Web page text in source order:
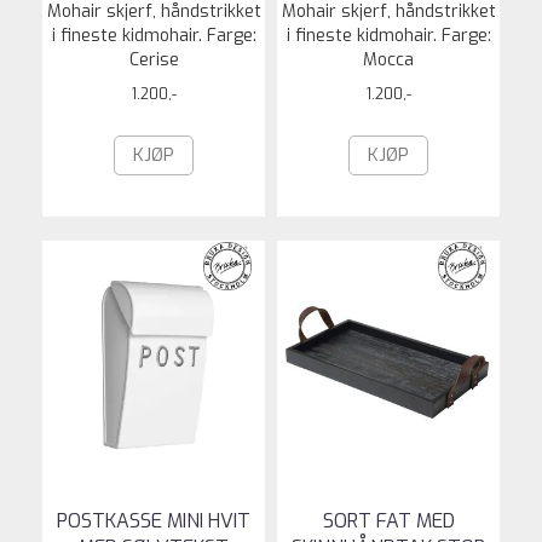
Mohair skjerf, håndstrikket
i fineste kidmohair. Farge:
Cerise
1.200,-
KJØP
Mohair skjerf, håndstrikket
i fineste kidmohair. Farge:
Mocca
1.200,-
KJØP
POSTKASSE MINI HVIT
SORT FAT MED